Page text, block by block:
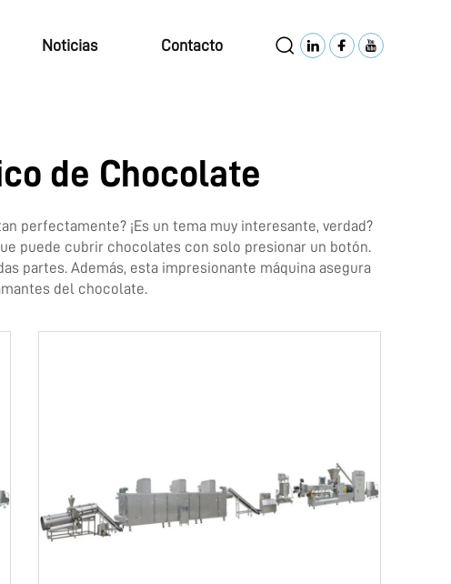
Noticias Contacto
de Chocolate
perfectamente? ¡Es un tema muy interesante, verdad?
puede cubrir chocolates con solo presionar un botón.
partes. Además, esta impresionante máquina asegura
del chocolate.